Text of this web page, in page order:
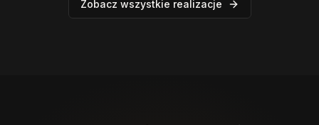
Zobacz wszystkie realizacje